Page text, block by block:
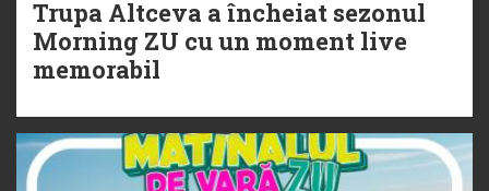
20 Iulie
Torpedoul lui Morar: Theo Rose -
Trupa Altceva a încheiat sezonul
Morning ZU cu un moment live
memorabil